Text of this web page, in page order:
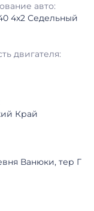
авто:
4x2 Седельный
двигателя:
Край
Ванюки, тер Г